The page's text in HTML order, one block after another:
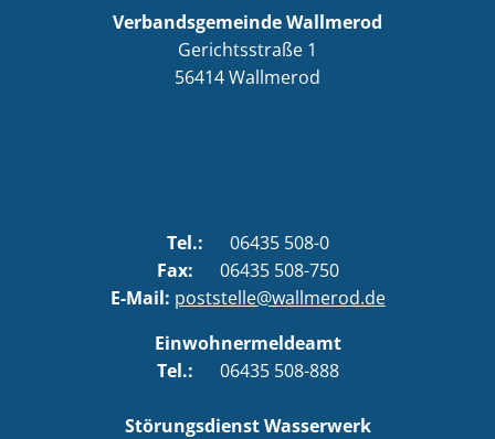
Verbandsgemeinde Wallmerod
Gerichtsstraße 1
56414Wallmerod
Tel.:
06435 508-0
Fax: 06435 508-750
E-Mail: poststelle@wallmerod.de
Einwohnermeldeamt
Tel.: 06435 508-888
Störungsdienst Wasserwerk